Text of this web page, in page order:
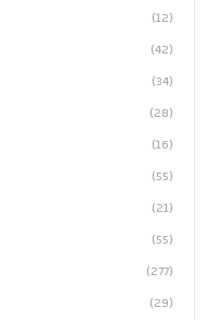
(12)
(42)
(34)
(28)
(16)
(55)
(21)
(55)
(277)
(29)